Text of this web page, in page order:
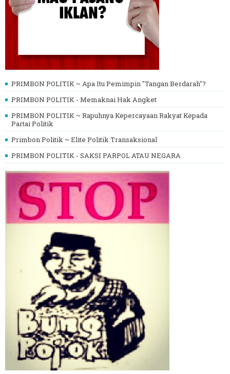
PRIMBON POLITIK ~ Apa Itu Pemimpin "Tangan Berdarah"?
PRIMBON POLITIK - Memaknai Hak Angket
PRIMBON POLITIK ~ Rapuhnya Kepercayaan Rakyat Kepada
Partai Politik
Primbon Politik ~ Elite Politik Transaksional
PRIMBON POLITIK - SAKSI PARPOL ATAU NEGARA